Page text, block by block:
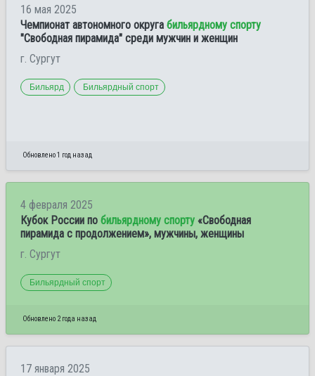
16 мая 2025
Чемпионат автономного округа бильярдному спорту
"Свободная пирамида" среди мужчин и женщин
г. Сургут
Бильярд Бильярдный спорт
Обновлено 1 год назад
4 февраля 2025
Кубок России по бильярдному спорту «Свободная
пирамида с продолжением», мужчины, женщины
г. Сургут
Бильярдный спорт
Обновлено 2 года назад
17 января 2025